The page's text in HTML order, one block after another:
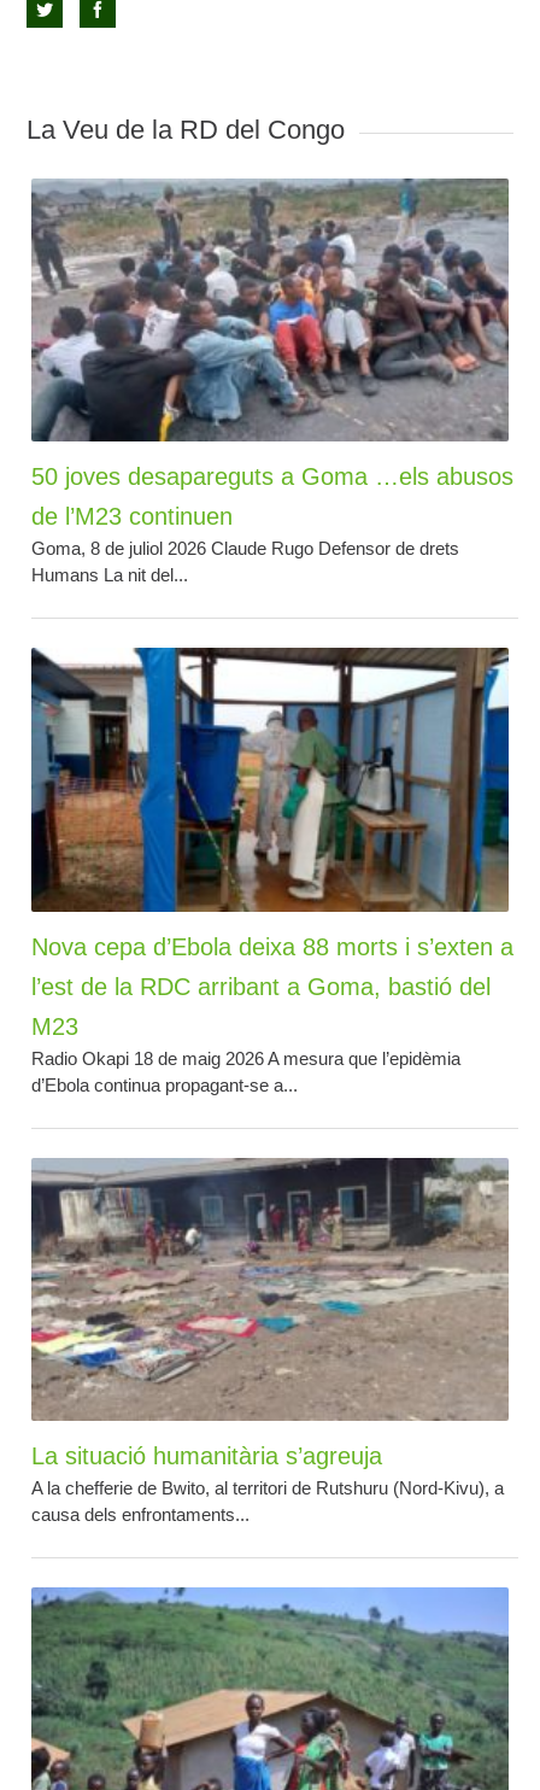
La Veu de la RD del Congo
50 joves desapareguts a Goma …els abusos
de l’M23 continuen
Goma, 8 de juliol 2026 Claude Rugo Defensor de drets
Humans La nit del...
Nova cepa d’Ebola deixa 88 morts i s’exten a
l’est de la RDC arribant a Goma, bastió del
M23
Radio Okapi 18 de maig 2026 A mesura que l’epidèmia
d’Ebola continua propagant-se a...
La situació humanitària s’agreuja
A la chefferie de Bwito, al territori de Rutshuru (Nord-Kivu), a
causa dels enfrontaments...